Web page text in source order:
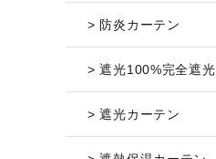
> 防炎カーテン
> 遮光100%完全遮光
> 遮光カーテン